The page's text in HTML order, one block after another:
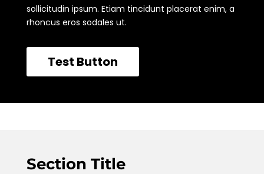
sollicitudin ipsum. Etiam tincidunt placerat enim, a
rhoncus eros sodales ut.
Test Button
Section Title